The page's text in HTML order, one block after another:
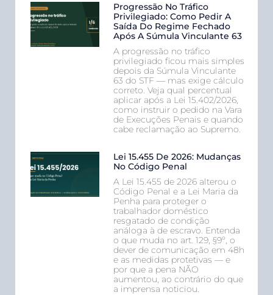
Progressão No Tráfico
Privilegiado: Como Pedir A
Saída Do Regime Fechado
Após A Súmula Vinculante 63
A progressão no tráfico
privilegiado ficou mais simples
depois da Súmula Vinculante
63 do STF — mas exige cálculo
correto. Veja qual percentual
aplicar após a Lei 15.402/2026,
como instruir o pedido na Vara
de Execuções Penais e quando
cabe reclamação ao Supremo.
Lei 15.455 De 2026: Mudanças
No Código Penal
A Lei 15.455 de 2026 alterou o
Código Penal e a Lei Maria da
Penha para proteger o
trabalhador doméstico
resgatado de condição
análoga à de escravo. Entenda
o que muda no art. 129, §9º, o
dever de comunicação em 48h
e as medidas protetivas — e
por que a pena NÃO
aumentou, ao contrário do que
a imprensa noticiou.